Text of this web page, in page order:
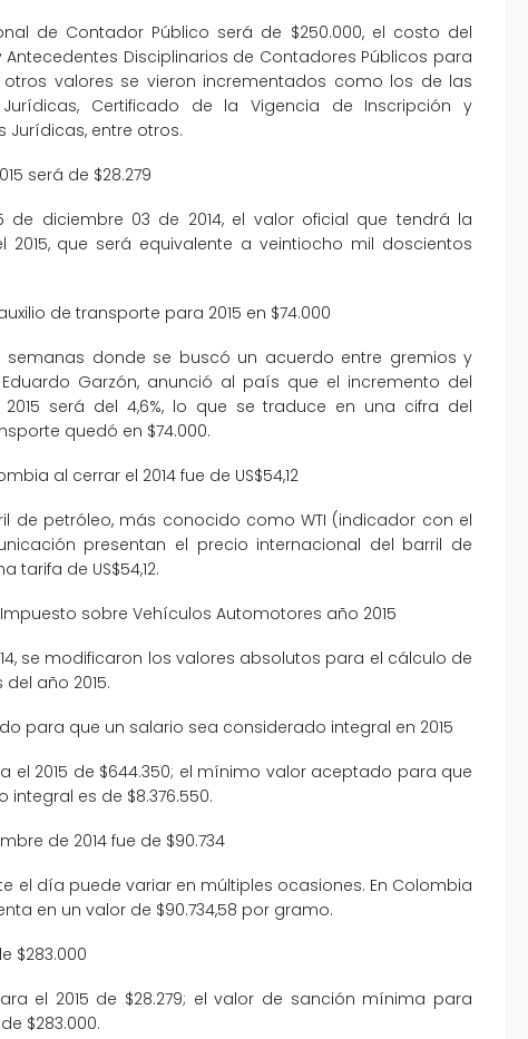
de Contador Público será de $250.000, el costo del
Disciplinarios de Contadores Públicos para
otros valores se vieron incrementados como los de las
Certificado de la Vigencia de Inscripción y
Jurídicas, entre otros.
será de $28.279
de diciembre 03 de 2014, el valor oficial que tendrá la
2015, que será equivalente a veintiocho mil doscientos
de transporte para 2015 en $74.000
semanas donde se buscó un acuerdo entre gremios y
Garzón, anunció al país que el incremento del
será del 4,6%, lo que se traduce en una cifra del
quedó en $74.000.
al cerrar el 2014 fue de US$54,12
de petróleo, más conocido como WTI (indicador con el
presentan el precio internacional del barril de
tarifa de US$54,12.
sobre Vehículos Automotores año 2015
se modificaron los valores absolutos para el cálculo de
año 2015.
para que un salario sea considerado integral en 2015
el 2015 de $644.350; el mínimo valor aceptado para que
es de $8.376.550.
de 2014 fue de $90.734
el día puede variar en múltiples ocasiones. En Colombia
en un valor de $90.734,58 por gramo.
$283.000
el 2015 de $28.279; el valor de sanción mínima para
$283.000.